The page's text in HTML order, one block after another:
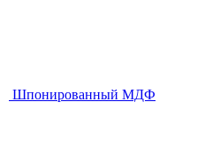
Шпонированный МДФ